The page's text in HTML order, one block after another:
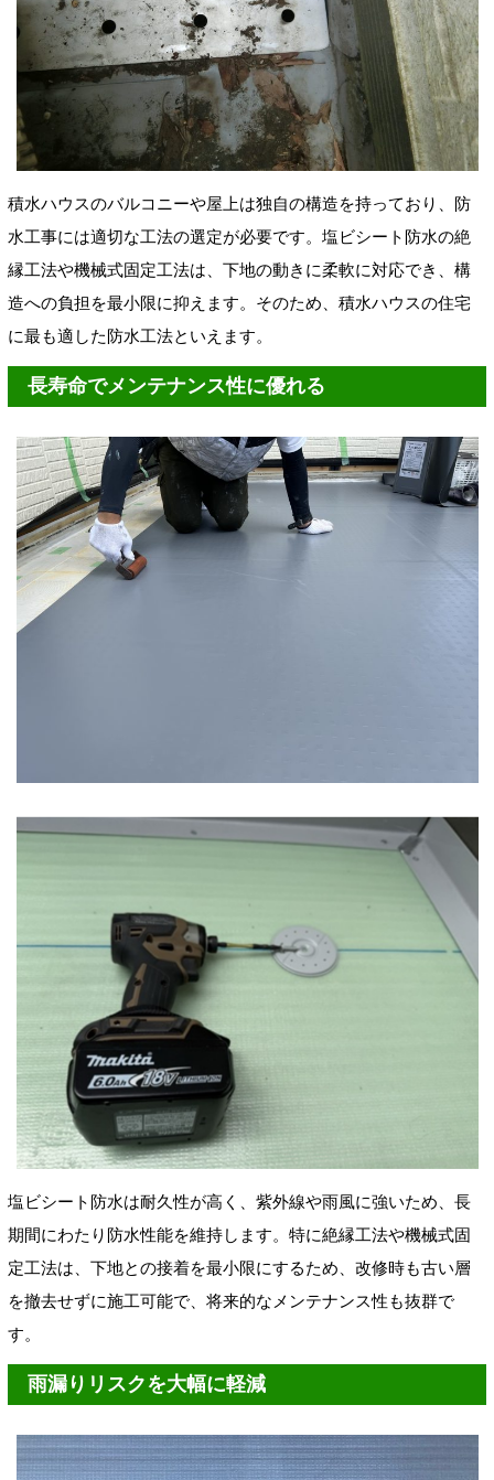
積水ハウスのバルコニーや屋上は独自の構造を持っており、防
水工事には適切な工法の選定が必要です。塩ビシート防水の絶
縁工法や機械式固定工法は、下地の動きに柔軟に対応でき、構
造への負担を最小限に抑えます。そのため、積水ハウスの住宅
に最も適した防水工法といえます。
長寿命でメンテナンス性に優れる
塩ビシート防水は耐久性が高く、紫外線や雨風に強いため、長
期間にわたり防水性能を維持します。特に絶縁工法や機械式固
定工法は、下地との接着を最小限にするため、改修時も古い層
を撤去せずに施工可能で、将来的なメンテナンス性も抜群で
す。
雨漏りリスクを大幅に軽減